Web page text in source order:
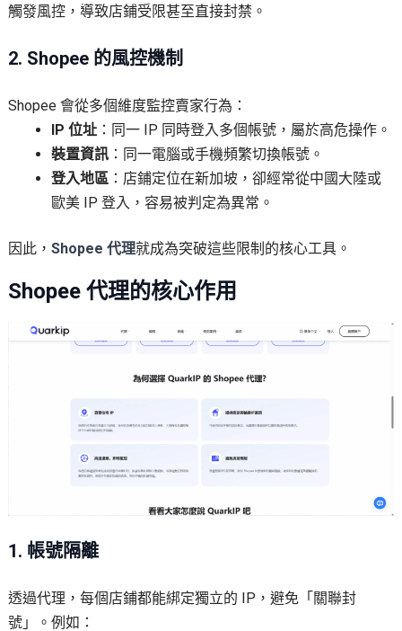
觸發風控，導致店鋪受限甚至直接封禁。
2. Shopee 的風控機制
Shopee 會從多個維度監控賣家行為：
IP 位址：同一 IP 同時登入多個帳號，屬於高危操作。
裝置資訊：同一電腦或手機頻繁切換帳號。
登入地區：店鋪定位在新加坡，卻經常從中國大陸或
歐美 IP 登入，容易被判定為異常。
因此， Shopee 代理就成為突破這些限制的核心工具。
Shopee 代理的核心作用
1. 帳號隔離
透過代理，每個店鋪都能綁定獨立的 IP，避免「關聯封
號」。例如：